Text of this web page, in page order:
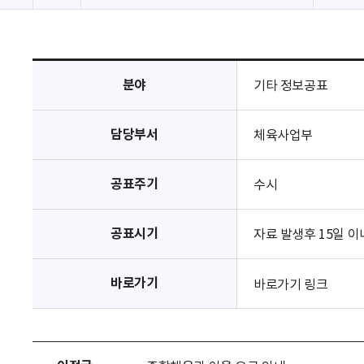
분야 기타 정보공표
담당부서 체육사업부
공표주기 수시
공표시기 자료 발생후 15일 이
바로가기 바로가기 링크